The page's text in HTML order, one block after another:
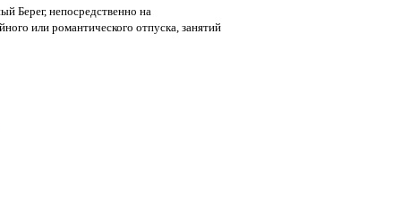
Берег, непосредственно на
или романтического отпуска, занятий